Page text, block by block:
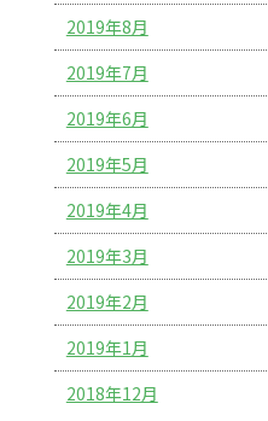
2019年8月
2019年7月
2019年6月
2019年5月
2019年4月
2019年3月
2019年2月
2019年1月
2018年12月